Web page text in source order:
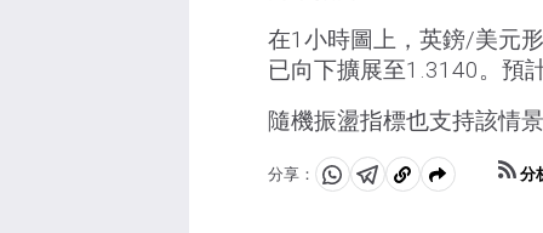
在1小時圖上，英鎊/美元
已向下擴展至1.3140。預
隨機振盪指標也支持該情
分享：
分
分
複
分